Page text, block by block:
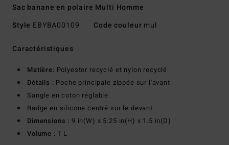
Sac banane en polaire Multi Homme
Style EBYBA00109 Code couleur mul
Caractéristiques
Matière: Polyester recyclé et nylon recyclé
Détails : Poche principale zippée sur l'avant
Sangle en coton réglable
Badge en silicone centré sur le devant
Dimensions : 9 in(W) x 5.25 in(H) x 1.5 in(D)
Volume : 1 L